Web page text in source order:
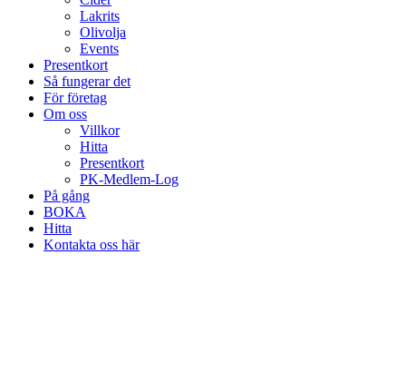
Lakrits
Olivolja
Events
Presentkort
Så fungerar det
För företag
Om oss
Villkor
Hitta
Presentkort
PK-Medlem-Log
På gång
BOKA
Hitta
Kontakta oss här